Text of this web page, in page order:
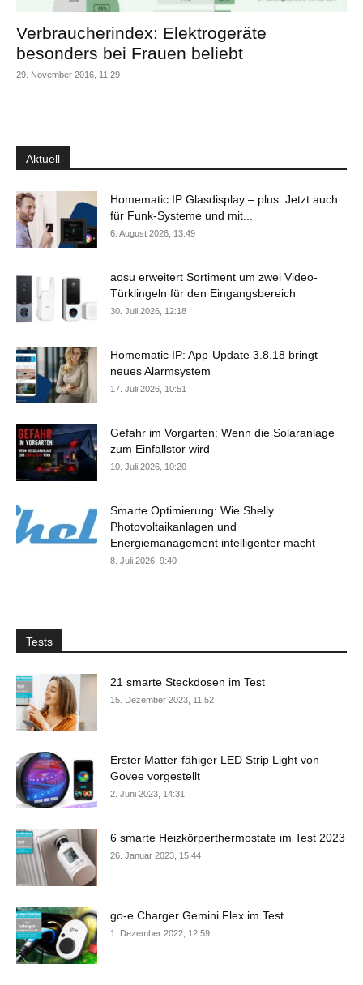
Verbraucherindex: Elektrogeräte
besonders bei Frauen beliebt
29. November 2016, 11:29
Aktuell
Homematic IP Glasdisplay – plus: Jetzt auch
für Funk-Systeme und mit...
6. August 2026, 13:49
aosu erweitert Sortiment um zwei Video-
Türklingeln für den Eingangsbereich
30. Juli 2026, 12:18
Homematic IP: App-Update 3.8.18 bringt
neues Alarmsystem
17. Juli 2026, 10:51
Gefahr im Vorgarten: Wenn die Solaranlage
zum Einfallstor wird
10. Juli 2026, 10:20
Smarte Optimierung: Wie Shelly
Photovoltaikanlagen und
Energiemanagement intelligenter macht
8. Juli 2026, 9:40
Tests
21 smarte Steckdosen im Test
15. Dezember 2023, 11:52
Erster Matter-fähiger LED Strip Light von
Govee vorgestellt
2. Juni 2023, 14:31
6 smarte Heizkörperthermostate im Test 2023
26. Januar 2023, 15:44
go-e Charger Gemini Flex im Test
1. Dezember 2022, 12:59